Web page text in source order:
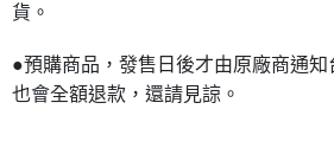
貨。
●預購商品，發售日後才由原廠商通
也會全額退款，還請見諒。